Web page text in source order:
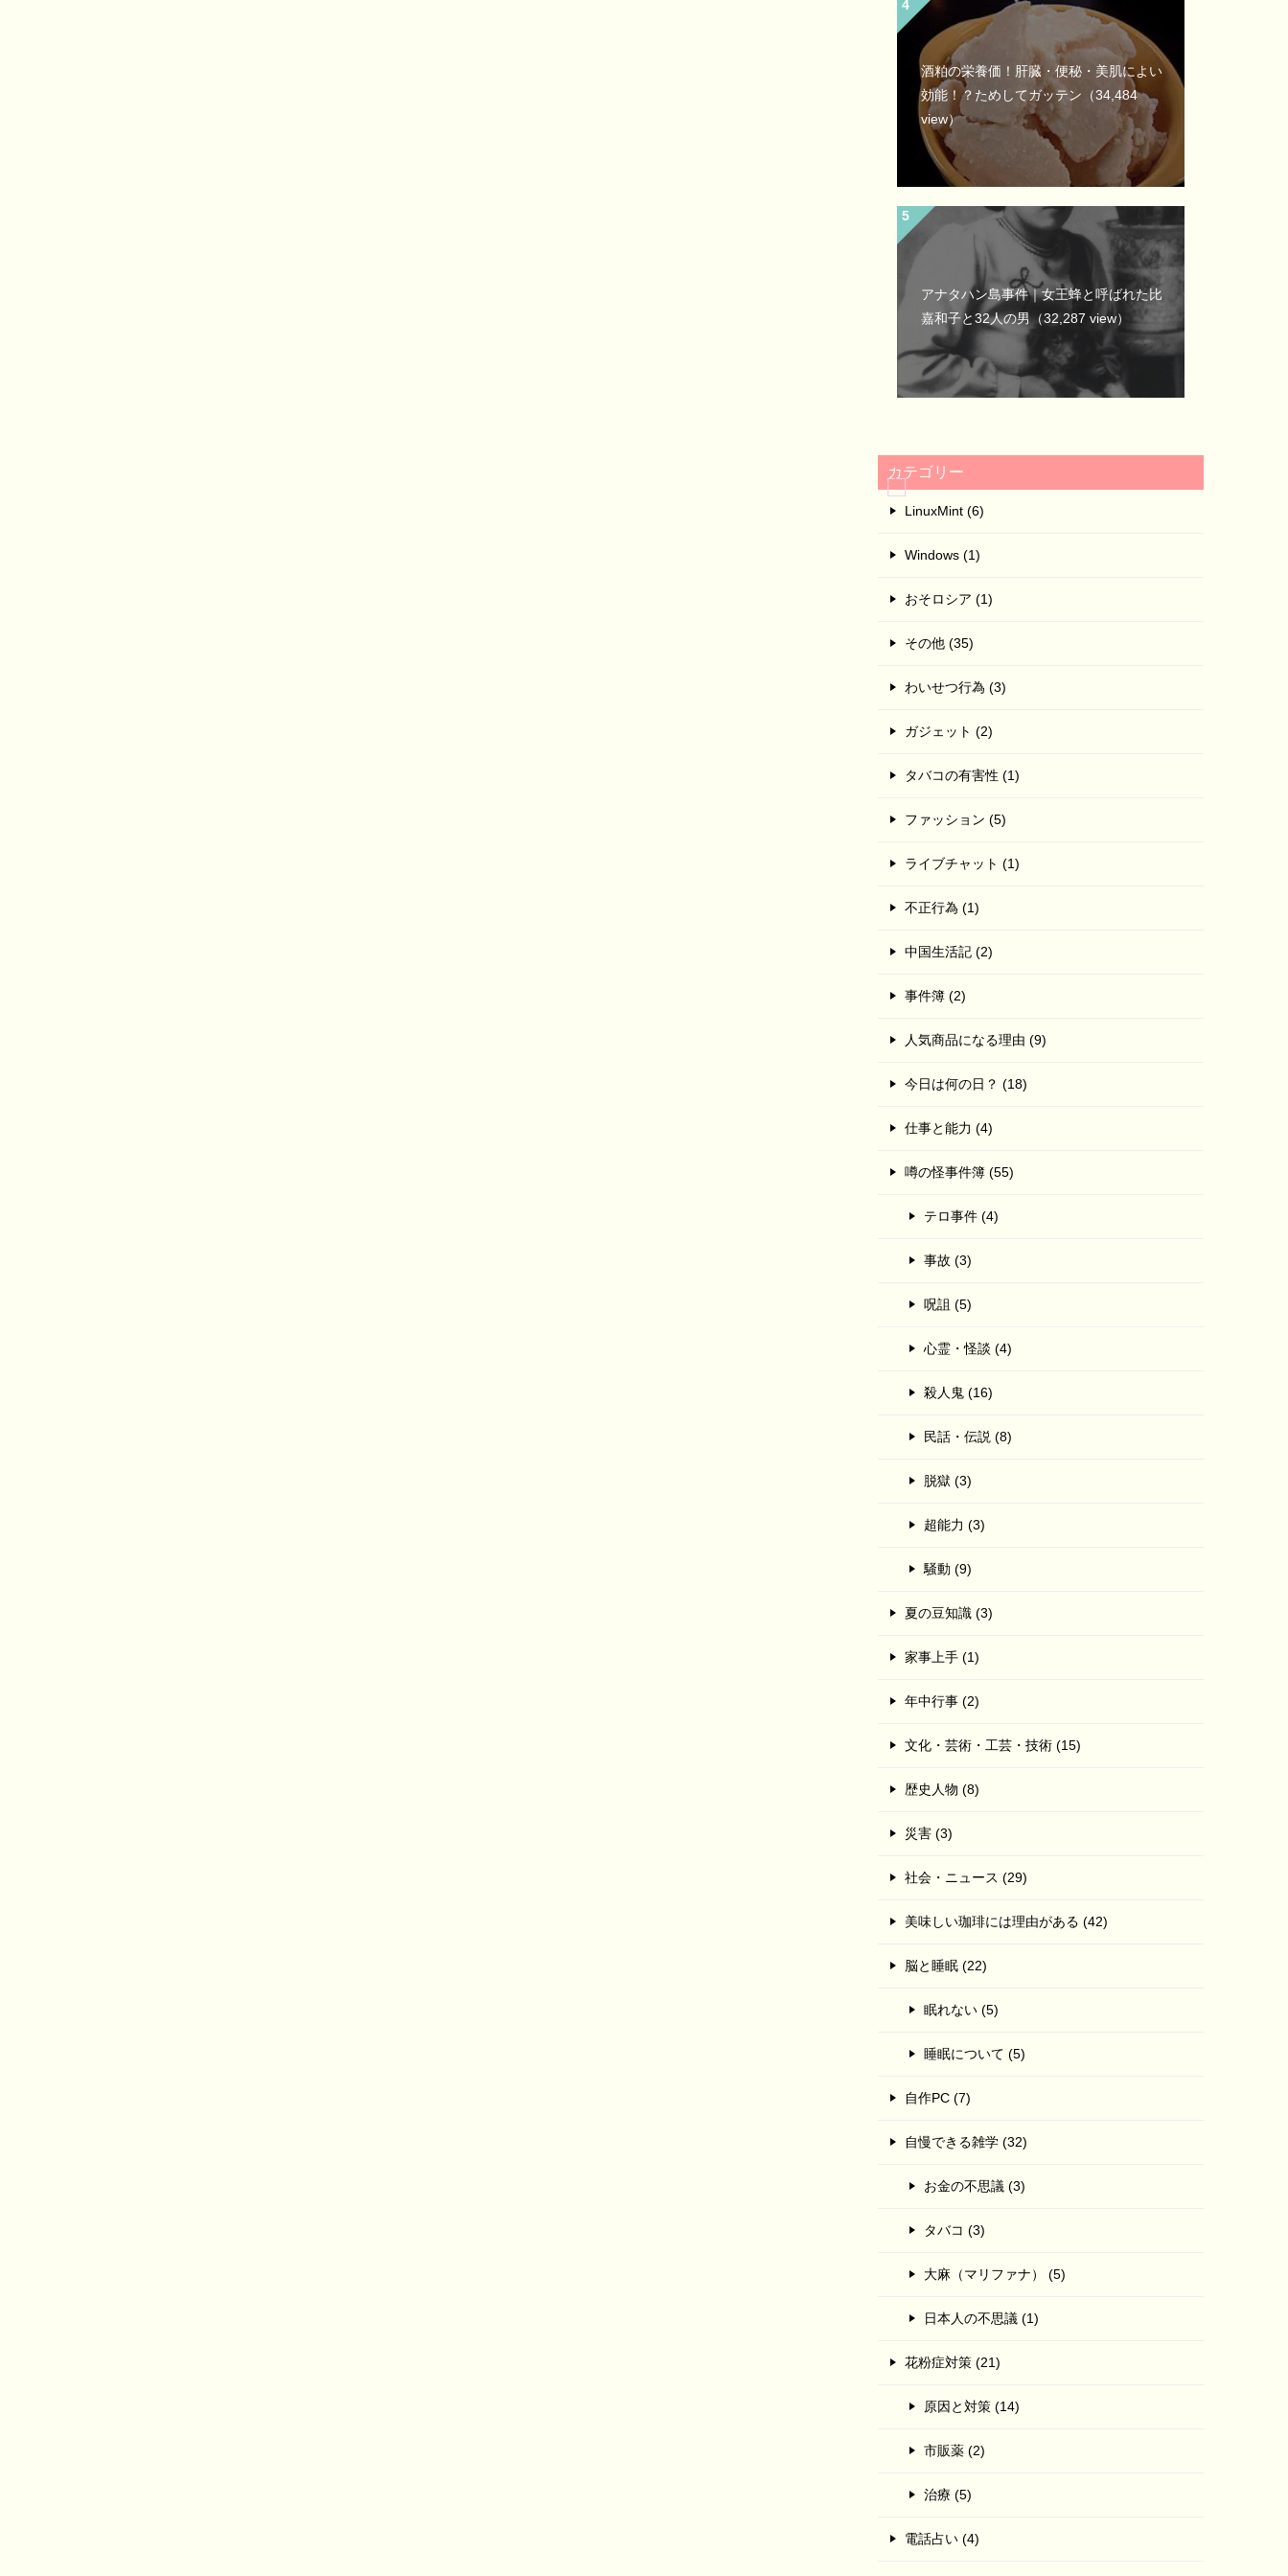
酒粕の栄養価！肝臓・便秘・美肌によい
効能！？ためしてガッテン （34,484
view）
アナタハン島事件｜女王蜂と呼ばれた比
嘉和子と32人の男（32,287 view）
カテゴリー
LinuxMint (6)
Windows (1)
おそロシア (1)
その他 (35)
わいせつ行為 (3)
ガジェット (2)
タバコの有害性 (1)
ファッション (5)
ライブチャット (1)
不正行為 (1)
中国生活記 (2)
事件簿 (2)
人気商品になる理由 (9)
今日は何の日？ (18)
仕事と能力 (4)
噂の怪事件簿 (55)
テロ事件 (4)
事故 (3)
呪詛 (5)
心霊・怪談 (4)
殺人鬼 (16)
民話・伝説 (8)
脱獄 (3)
超能力 (3)
騒動 (9)
夏の豆知識 (3)
家事上手 (1)
年中行事 (2)
文化・芸術・工芸・技術 (15)
歴史人物 (8)
災害 (3)
社会・ニュース (29)
美味しい珈琲には理由がある (42)
脳と睡眠 (22)
眠れない (5)
睡眠について (5)
自作PC (7)
自慢できる雑学 (32)
お金の不思議 (3)
タバコ (3)
大麻（マリファナ） (5)
日本人の不思議 (1)
花粉症対策 (21)
原因と対策 (14)
市販薬 (2)
治療 (5)
電話占い (4)